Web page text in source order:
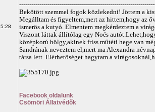
Bekötött szemmel fogok közlekedni! Jöttem a
Megálltam és figyeltem,mert az hittem,hogy az
ismerös a kutyó. Elmentem megkérdeztem a
Viszont láttak állítólag egy Noés
középkorú hölgy,akinek friss műtéti hege van
Sandrának neveztem el,mert ma Alexandra
társa lett. Elérhetőséget hagytam a
Facebook oldalunk
Csömöri Állatvédők